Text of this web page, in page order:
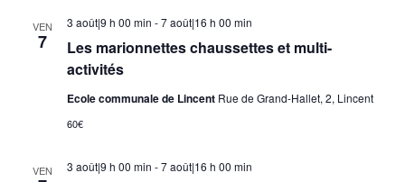
VEN
7
Les marionnettes chaussettes et multi-
activités
3 août|9 h 00 min -7 août|16 h 00 min
Ecole communale de Lincent Rue de Grand-Hallet, 2, Lincent
60€
VEN 3 août|9 h 00 min -7 août|16 h 00 min